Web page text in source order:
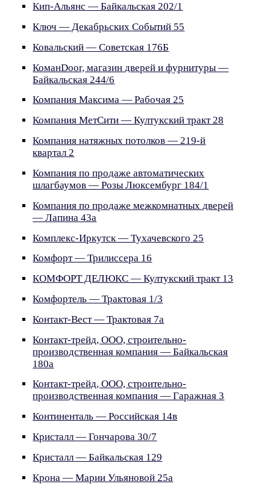
Кип-Альянс — Байкальская 202/1
Ключ — Декабрьских Событий 55
Ковальский — Советская 176Б
КоманDoor, магазин дверей и фурнитуры —
Байкальская 244/6
Компания Максима — Рабочая 25
Компания МетСити — Култукский тракт 28
Компания натяжных потолков — 219-й
квартал 2
Компания по продаже автоматических
шлагбаумов — Розы Люксембург 184/1
Компания по продаже межкомнатных дверей
— Лапина 43а
Комплекс-Иркутск — Тухачевского 25
Комфорт — Трилиссера 16
КОМФОРТ ДЕЛЮКС — Култукский тракт 13
Комфортель — Трактовая 1/3
Контакт-Вест — Трактовая 7а
Контакт-трейд, ООО, строительно-
производственная компания — Байкальская
180а
Контакт-трейд, ООО, строительно-
производственная компания — Гаражная 3
Континенталь — Российская 14в
Кристалл — Гончарова 30/7
Кристалл — Байкальская 129
Крона — Марии Ульяновой 25а